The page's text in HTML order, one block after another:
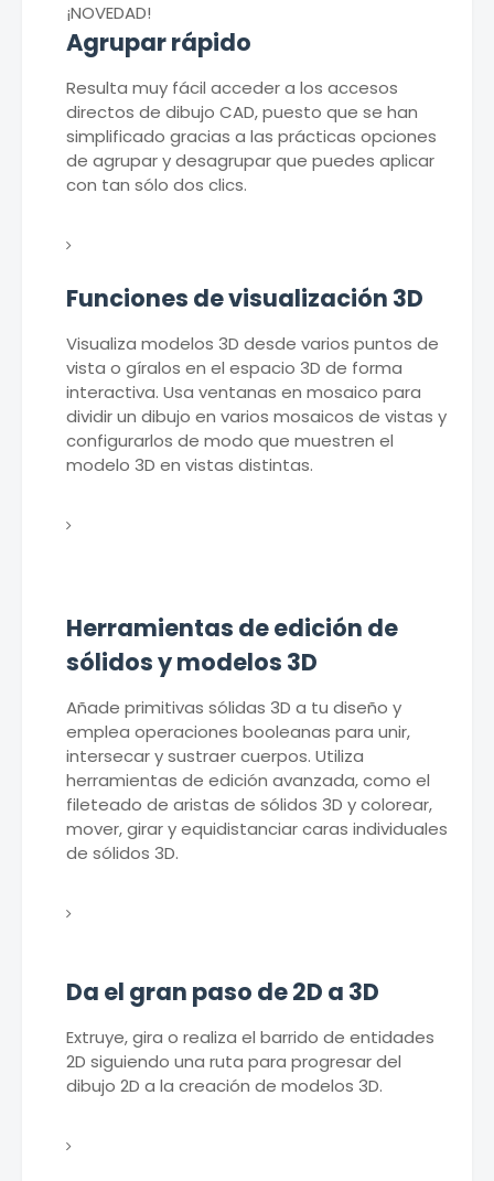
¡NOVEDAD!
Agrupar rápido
Resulta muy fácil acceder a los accesos
directos de dibujo CAD, puesto que se han
simplificado gracias a las prácticas opciones
de agrupar y desagrupar que puedes aplicar
con tan sólo dos clics.
Funciones de visualización 3D
Visualiza modelos 3D desde varios puntos de
vista o gíralos en el espacio 3D de forma
interactiva. Usa ventanas en mosaico para
dividir un dibujo en varios mosaicos de vistas y
configurarlos de modo que muestren el
modelo 3D en vistas distintas.
Herramientas de edición de
sólidos y modelos 3D
Añade primitivas sólidas 3D a tu diseño y
emplea operaciones booleanas para unir,
intersecar y sustraer cuerpos. Utiliza
herramientas de edición avanzada, como el
fileteado de aristas de sólidos 3D y colorear,
mover, girar y equidistanciar caras individuales
de sólidos 3D.
Da el gran paso de 2D a 3D
Extruye, gira o realiza el barrido de entidades
2D siguiendo una ruta para progresar del
dibujo 2D a la creación de modelos 3D.